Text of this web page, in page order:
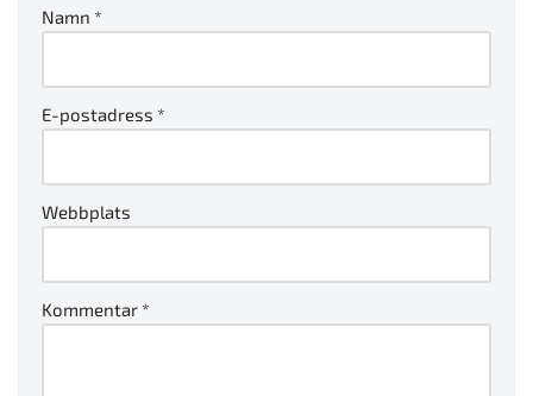
Namn *
E-postadress *
Webbplats
Kommentar *